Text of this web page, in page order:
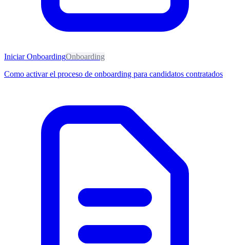
Iniciar OnboardingOnboarding
Como activar el proceso de onboarding para candidatos contratados